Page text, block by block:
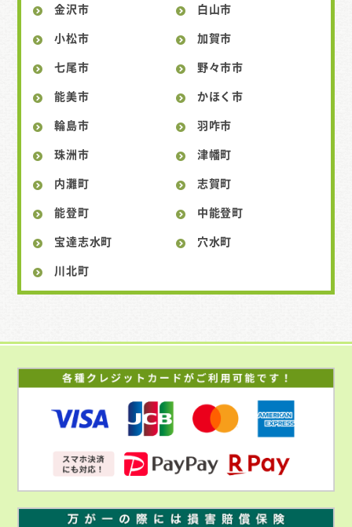
金沢市
白山市
小松市
加賀市
七尾市
野々市市
能美市
かほく市
輪島市
羽咋市
珠洲市
津幡町
内灘町
志賀町
能登町
中能登町
宝達志水町
穴水町
川北町